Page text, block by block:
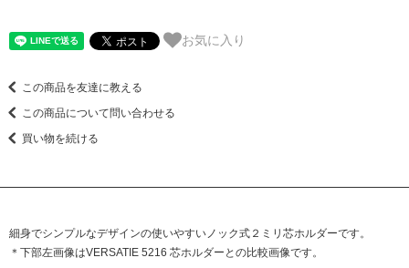
お気に入り
この商品を友達に教える
この商品について問い合わせる
買い物を続ける
細身でシンプルなデザインの使いやすいノック式２ミリ芯ホルダーです。
＊下部左画像はVERSATIE 5216 芯ホルダーとの比較画像です。